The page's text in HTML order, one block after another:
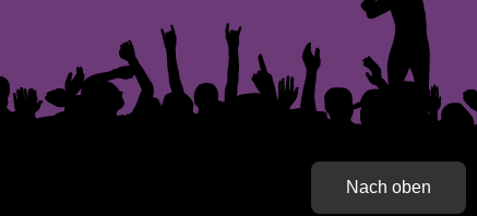
Nach oben